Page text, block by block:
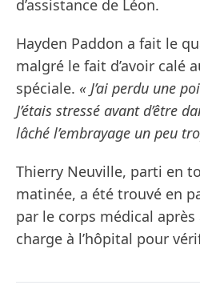
d’assistance de Léon.
Hayden Paddon a fait le
malgré le fait d’avoir calé
spéciale. « J’ai perdu une
J’étais stressé avant d’être
lâché l’embrayage un peu
Thierry Neuville, parti en
matinée, a été trouvé en
par le corps médical
charge à l’hôpital pour